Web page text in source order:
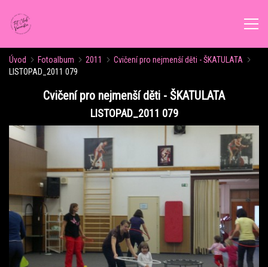
ÚVOD
ROZVRH CVIČENÍ
KALENDÁŘ AKCÍ
FORMY CVIČENÍ
VÝŽIVOVÉ PORADENSTVÍ
Úvod Fotoalbum 2011
Cvičení pro nejmenší děti - ŠKATULATA
LISTOPAD_2011 079
Cvičení pro nejmenší děti - ŠKATULATA
LISTOPAD_2011 079